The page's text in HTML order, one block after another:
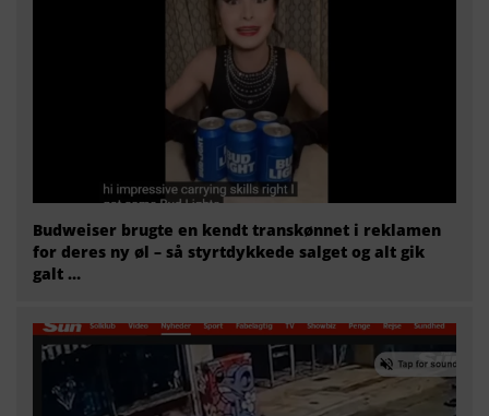
Budweiser brugte en kendt transkønnet i reklamen
for deres ny øl – så styrtdykkede salget og alt gik
galt …